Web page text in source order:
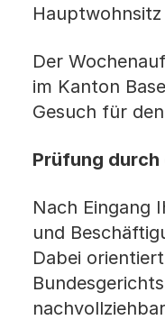
Der
im Kanton
Gesuch für
Prüfung durch
Nach Eingang
und
Dabei